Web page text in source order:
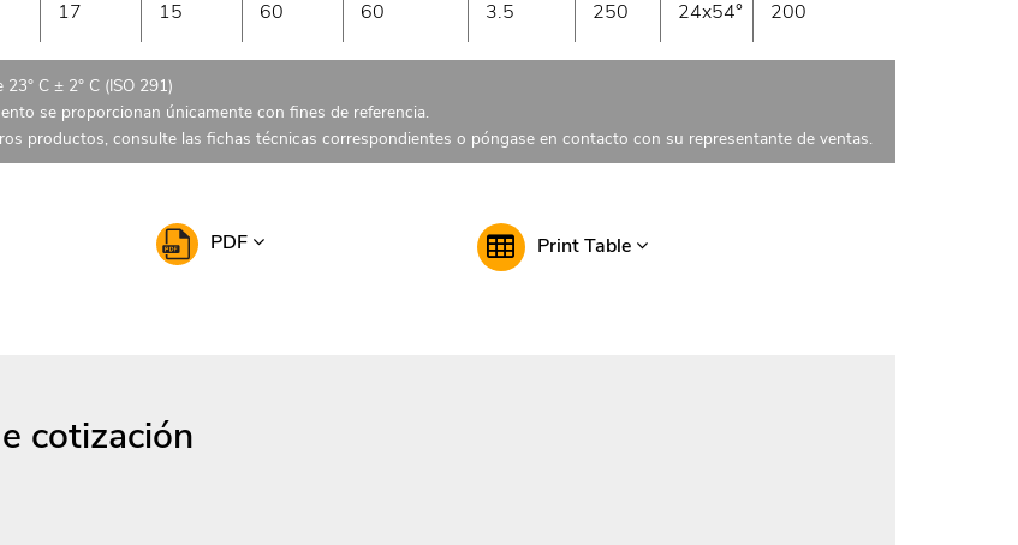
17 15 60 60 3.5 250 24x54° 200
C ± 2° C (ISO 291)
se proporcionan únicamente con fines de referencia.
productos, consulte las fichas técnicas correspondientes o póngase en contacto con su representante de ventas.
PDF Print Table
cotización